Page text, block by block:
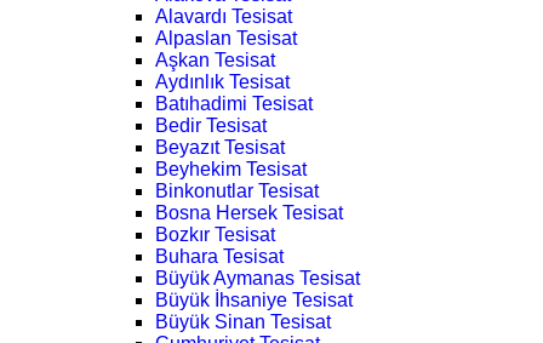
Alavardı Tesisat
Alpaslan Tesisat
Aşkan Tesisat
Aydınlık Tesisat
Batıhadimi Tesisat
Bedir Tesisat
Beyazıt Tesisat
Beyhekim Tesisat
Binkonutlar Tesisat
Bosna Hersek Tesisat
Bozkır Tesisat
Buhara Tesisat
Büyük Aymanas Tesisat
Büyük İhsaniye Tesisat
Büyük Sinan Tesisat